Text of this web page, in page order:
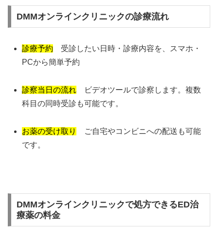
DMMオンラインクリニックの診療流れ
診療予約 受診したい日時・診療内容を、スマホ・
PCから簡単予約
診察当日の流れ ビデオツールで診察します。複数
科目の同時受診も可能です。
お薬の受け取り
ご自宅やコンビニへの配送も可能
です。
DMMオンラインクリニックで処方できるED治
療薬の料金